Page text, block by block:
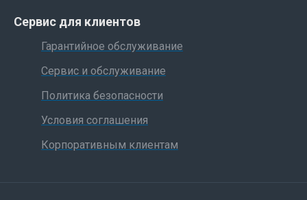
Сервис для клиентов
Гарантийное обслуживание
Сервис и обслуживание
Политика безопасности
Условия соглашения
Корпоративным клиентам